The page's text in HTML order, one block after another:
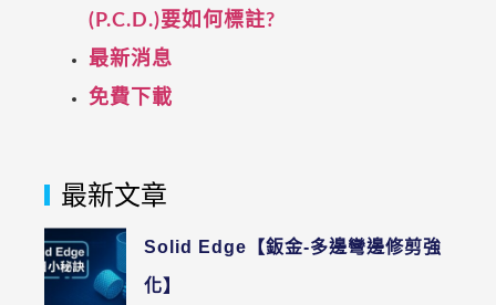
(P.C.D.)要如何標註?
最新消息
免費下載
最新文章
Solid Edge【鈑金-多邊彎邊修剪強
化】